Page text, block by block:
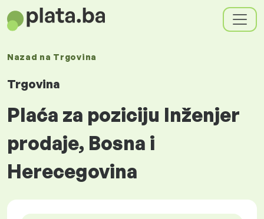
Nazad na Trgovina
Trgovina
Plaća za poziciju Inženjer
prodaje, Bosna i
Herecegovina